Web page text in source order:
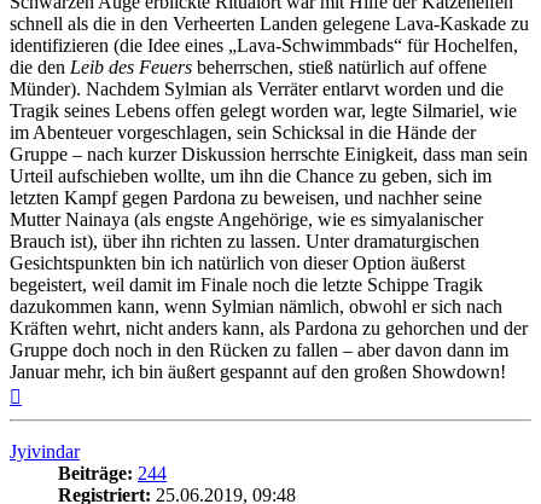
schnell als die in den Verheerten Landen gelegene Lava-Kaskade zu
identifizieren (die Idee eines „Lava-Schwimmbads“ für Hochelfen,
die den Leib des Feuers beherrschen, stieß natürlich auf offene
Münder). Nachdem Sylmian als Verräter entlarvt worden und die
Tragik seines Lebens offen gelegt worden war, legte Silmariel, wie
im Abenteuer vorgeschlagen, sein Schicksal in die Hände der
Gruppe – nach kurzer Diskussion herrschte Einigkeit, dass man sein
Urteil aufschieben wollte, um ihn die Chance zu geben, sich im
letzten Kampf gegen Pardona zu beweisen, und nachher seine
Mutter Nainaya (als engste Angehörige, wie es simyalanischer
Brauch ist), über ihn richten zu lassen. Unter dramaturgischen
Gesichtspunkten bin ich natürlich von dieser Option äußerst
begeistert, weil damit im Finale noch die letzte Schippe Tragik
dazukommen kann, wenn Sylmian nämlich, obwohl er sich nach
Kräften wehrt, nicht anders kann, als Pardona zu gehorchen und der
Gruppe doch noch in den Rücken zu fallen – aber davon dann im
Januar mehr, ich bin äußert gespannt auf den großen Showdown!
Jyivindar
Beiträge: 244
Registriert: 25.06.2019, 09:48